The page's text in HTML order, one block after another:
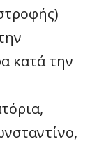
κατά την